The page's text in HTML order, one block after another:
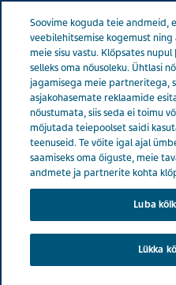
Estonia Tervise eest
Migreenidiagnoos ja õige ravi tõid
peavaludele
ravi tõid
aastaid
peavaludele
Soovime koguda teie andmeid,
veebilehitsemise kogemust
meie sisu vastu. Klõpsates
selleks oma nõusoleku. Ühtlasi
jagamisega meie partneritega,
asjakohasemate reklaamide
nõustumata, siis seda ei toimu
mõjutada teiepoolset saidi
teenuseid. Te võite igal ajal
saamiseks oma õiguste, meie
andmete ja partnerite kohta
Luba
Lükka